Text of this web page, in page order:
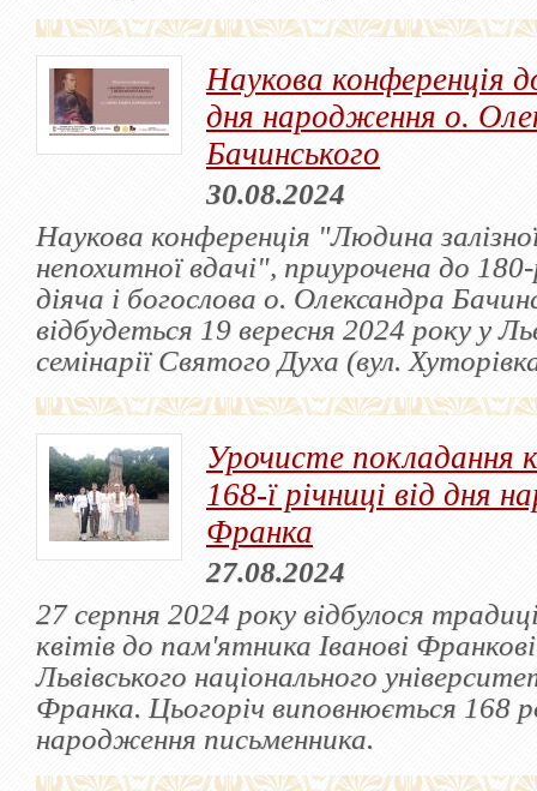
Наукова конференція
дня народження о.
Бачинського
30.08.2024
Наукова конференція "Людина
непохитної вдачі", приурочена до
діяча і богослова о. Олександра
відбудеться 19 вересня 2024 року у
семінарії Святого Духа (вул.
Урочисте покладання
168-ї річниці від дня
Франка
27.08.2024
27 серпня 2024 року відбулося
квітів до пам'ятника Іванові
Львівського національного
Франка. Цьогоріч виповнюється 168
народження письменника.